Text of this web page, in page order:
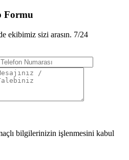
Formu
ekibimiz sizi arasın. 7/24
bilgilerinizin işlenmesini kabul